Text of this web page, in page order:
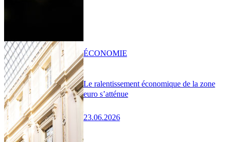
Le ralentissement économique de la zone
euro s’atténue
23.06.2026
ÉCONOMIE